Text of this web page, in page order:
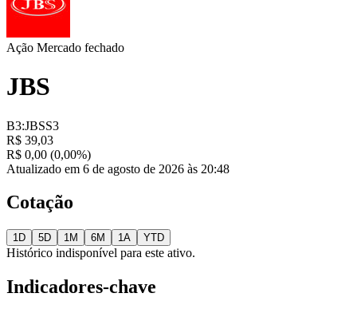
Ação Mercado fechado
JBS
B3:JBSS3
R$ 39,03
R$ 0,00 (0,00%)
Atualizado em 6 de agosto de 2026 às 20:48
Cotação
1D 5D 1M 6M 1A YTD
Histórico indisponível para este ativo.
Indicadores-chave